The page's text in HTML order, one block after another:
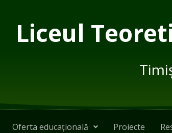
Liceul
Oferta educațională Proiecte